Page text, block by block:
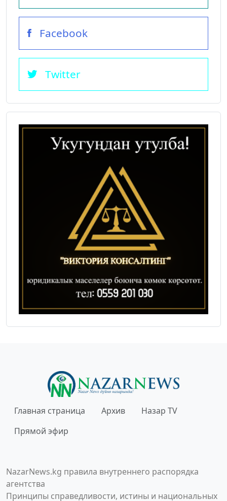
Facebook
Twitter
Главная страница Архив
Назар TV
Прямой эфир
NazarNews.kg правила внутреннего распорядка
агентства
Принципы справедливости, истины и национальных